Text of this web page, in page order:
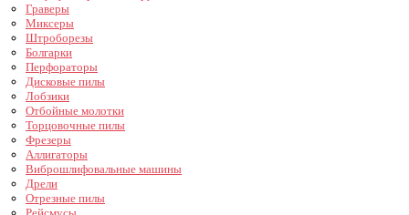
Граверы
Миксеры
Штроборезы
Болгарки
Перфораторы
Дисковые пилы
Лобзики
Отбойные молотки
Торцовочные пилы
Фрезеры
Аллигаторы
Виброшлифовальные машины
Дрели
Отрезные пилы